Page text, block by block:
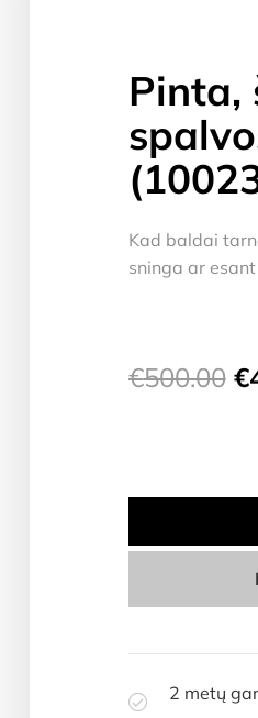
Pinta,
Kad baldai
sninga ar
€500.00 €
2 metų